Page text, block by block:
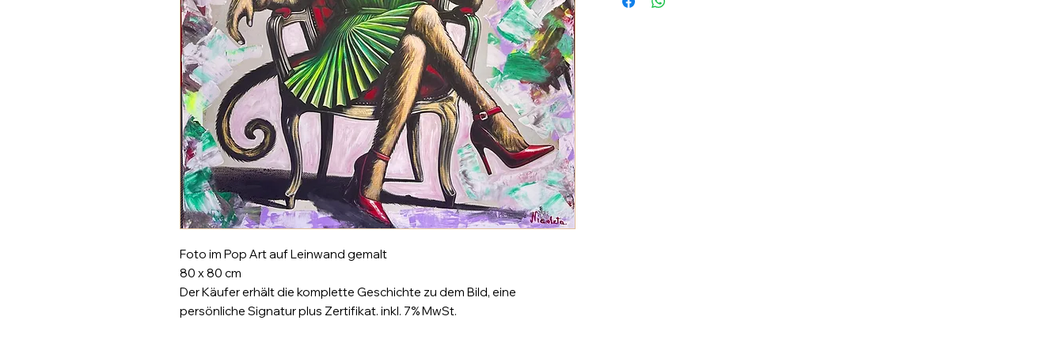
Foto im Pop Art auf Leinwand gemalt
80 x 80 cm
Der Käufer erhält die komplette Geschichte zu dem Bild, eine
persönliche Signatur plus Zertifikat. inkl. 7% MwSt.